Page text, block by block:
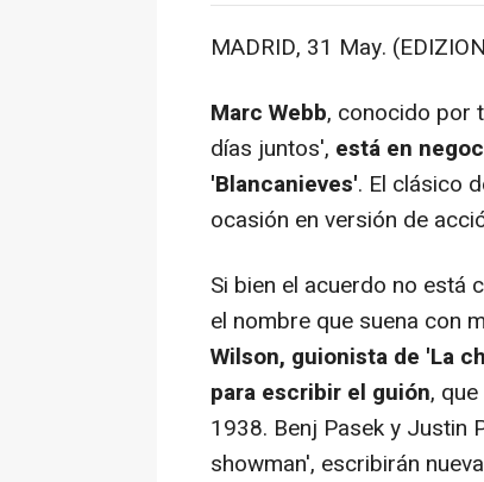
MADRID, 31 May.
Marc Webb, conocido por
días juntos', está en
'Blancanieves'. El clásico
ocasión en versión de
Si bien el acuerdo no está
el nombre que suena con
Wilson, guionista de 'La
para escribir el guión,
1938. Benj Pasek y Justin
showman', escribirán